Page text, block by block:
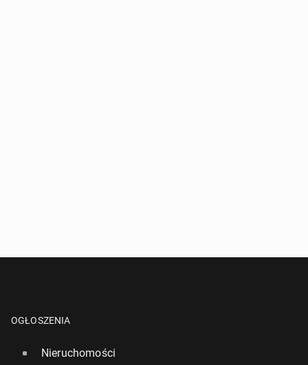
OGŁOSZENIA
Nieruchomości